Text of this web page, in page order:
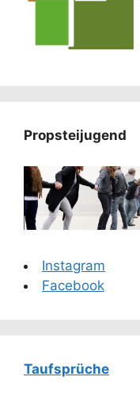
Propsteijugend
Instagram
Facebook
Taufsprüche